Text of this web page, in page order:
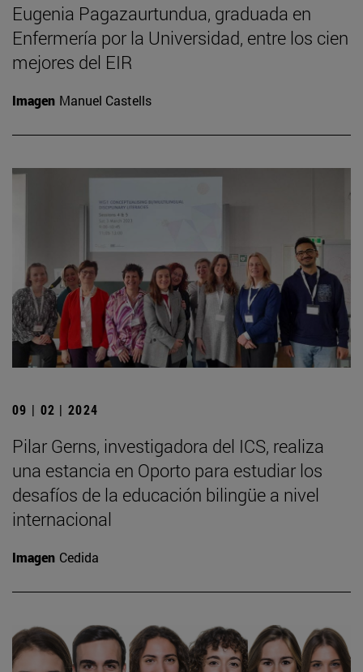
Eugenia Pagazaurtundua, graduada en
Enfermería por la Universidad, entre los cien
mejores del EIR
Imagen Manuel Castells
09 | 02 | 2024
Pilar Gerns, investigadora del ICS, realiza
una estancia en Oporto para estudiar los
desafíos de la educación bilingüe a nivel
internacional
Imagen Cedida